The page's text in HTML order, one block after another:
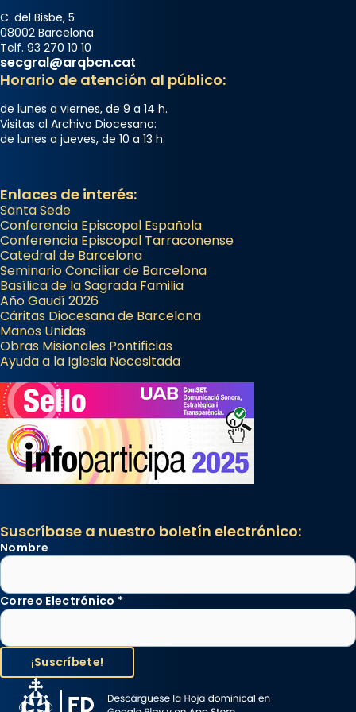
C. del Bisbe, 5
08002 Barcelona
Telf. 93 270 10 10
secgral@arqbcn.cat
Horario de atención al público:
de lunes a viernes, de 9 a 14 h.
Visitas al Archivo Diocesano:
de lunes a jueves, de 10 a 13 h.
Enlaces de interés:
Santa Sede
Conferencia Episcopal Española
Conferencia Episcopal Tarraconense
Catedral de Barcelona
Seminario Conciliar de Barcelona
Basílica de la Sagrada Familia
Año Gaudí 2026
Cáritas Diocesana de Barcelona
Manos Unidas
Obras Misionales Pontificias
Ayuda a la Iglesia Necesitada
Suscríbase a nuestro boletín electrónico:
Nombre
Correo Electrónico *